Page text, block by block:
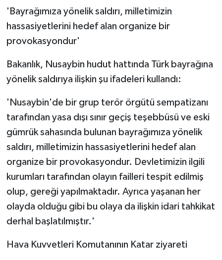
'Bayrağımıza yönelik saldırı, milletimizin
hassasiyetlerini hedef alan organize bir
provokasyondur'
Bakanlık, Nusaybin hudut hattında Türk bayrağına
yönelik saldırıya ilişkin şu ifadeleri kullandı:
'Nusaybin'de bir grup terör örgütü sempatizanı
tarafından yasa dışı sınır geçiş teşebbüsü ve eski
gümrük sahasında bulunan bayrağımıza yönelik
saldırı, milletimizin hassasiyetlerini hedef alan
organize bir provokasyondur. Devletimizin ilgili
kurumları tarafından olayın failleri tespit edilmiş
olup, gereği yapılmaktadır. Ayrıca yaşanan her
olayda olduğu gibi bu olaya da ilişkin idari tahkikat
derhal başlatılmıştır.'
Hava Kuvvetleri Komutanının Katar ziyareti